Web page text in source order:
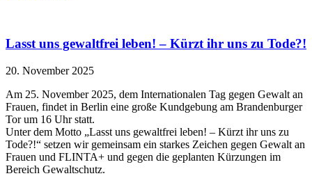
Lasst uns gewaltfrei leben! – Kürzt ihr uns zu Tode?!
20. November 2025
Am 25. November 2025, dem Internationalen Tag gegen Gewalt an
Frauen, findet in Berlin eine große Kundgebung am Brandenburger
Tor um 16 Uhr statt.
Unter dem Motto „Lasst uns gewaltfrei leben! – Kürzt ihr uns zu
Tode?!“ setzen wir gemeinsam ein starkes Zeichen gegen Gewalt an
Frauen und FLINTA+ und gegen die geplanten Kürzungen im
Bereich Gewaltschutz.